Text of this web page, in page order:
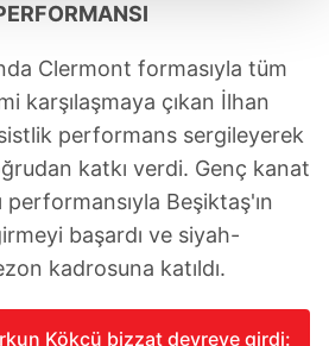
bu çerezlere izin vermedikleri
reklamlar
sunabilmek için İnternet
üçüncü kişilere ait çerezler
vasıtasıyla çeşitli kişisel
gerekli olan çerezler bilgi
amacıyla
Clermont formasıyla tüm
karşılaşmaya çıkan İlhan
performans sergileyerek
katkı verdi. Genç kanat
Beşiktaş'ın
başardı ve siyah-
kadrosuna katıldı.
Kökçü bizzat devreye girdi: